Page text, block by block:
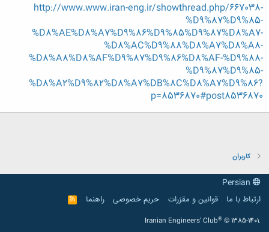
http://www.www.iran-eng.ir/showthread.php/667038-
%D9%87%D9%85-
%D8%AE%D8%A7%D9%86%D9%85%D9%87%D8%A7-
%D8%AC%D9%88%D8%A7%D8%A8-
%D8%A8%D8%AF%D9%87%D9%86%D8%AF-%D9%88-
%D9%87%D9%85-
%D8%A2%D9%82%D8%A7%DB%8C%D8%A7%D9%86?
p=8536870#post8536870
کاربران
ارتباط با ما
قوانین و مقرّرات حریم خصوصی راهنما
R
S
Iranian Engineers' Club® © 1385-1401.